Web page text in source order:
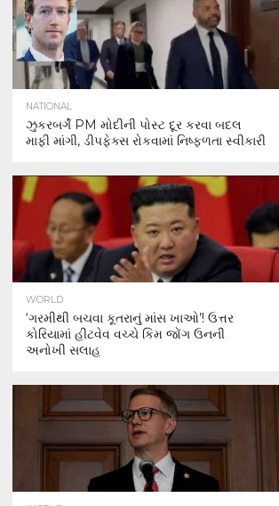
NATIONAL
ઝુકરબર્ગે PM મોદીની પોસ્ટ દૂર કરવા બદલ
માફી માંગી, ડીપફેક્સ રોકવામાં નિષ્ફળતા સ્વીકારી
WORLD
‘ગરમીથી બચવા કૂતરાનું માંસ ખાઓ’! ઉત્તર
કોરિયામાં હીટવેવ વચ્ચે કિમ જોંગ ઉનની
અનોખી સલાહ